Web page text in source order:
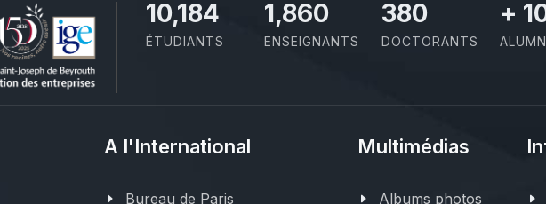
11,727
ÉTUDIANTS
2,142
ENSEIGNANTS
437
DOCTORANTS
+
A l'International
Bureau de Paris
Multimédias
Albums photos